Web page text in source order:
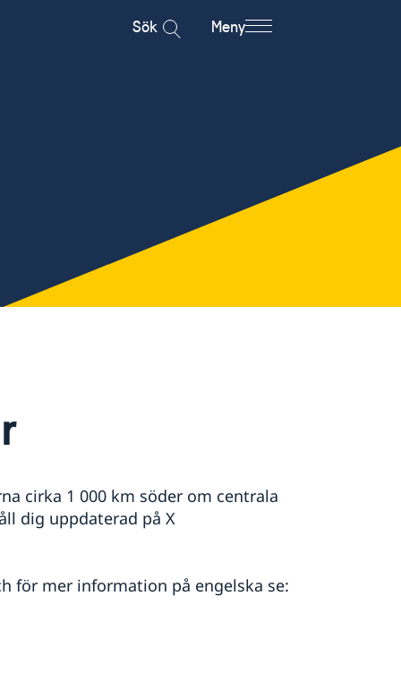
Sök Meny
cirka 1 000 km söder om centrala
dig uppdaterad på X
för mer information på engelska se: